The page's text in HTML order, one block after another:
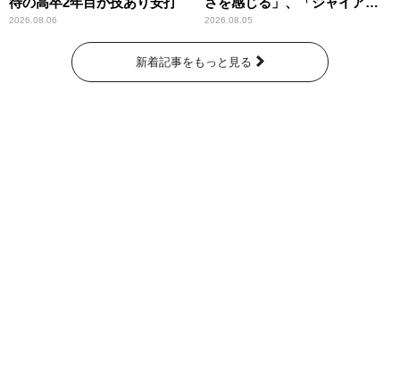
2026.08.06
ツには少ないタイプ」
2026.08.05
新着記事をもっと見る